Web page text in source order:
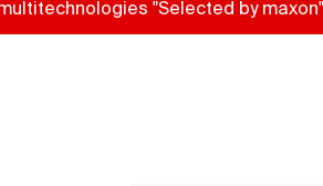
"Selected by maxon"